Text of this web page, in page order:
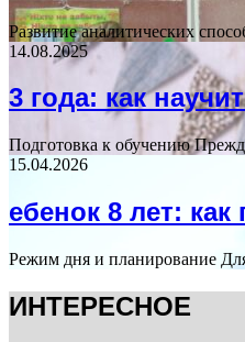
Развитие аналитических
14.08.2025
3 года: как
Подготовка к обучению
15.04.2026
ебенок 8 лет:
Режим дня и планирование
ИНТЕРЕСНОЕ